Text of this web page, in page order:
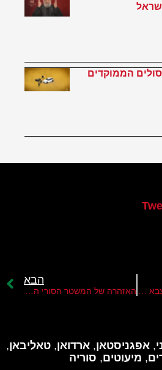
הממוקדים
אלג'ולאני מתכנן להקים צבא מודרני בסוריה
הבא
האזהרה של המשטר הסורי החדש לאיראן
, אפגניסטאן, ארדואן, טאליבאן,
, מיעוטים, סוריה